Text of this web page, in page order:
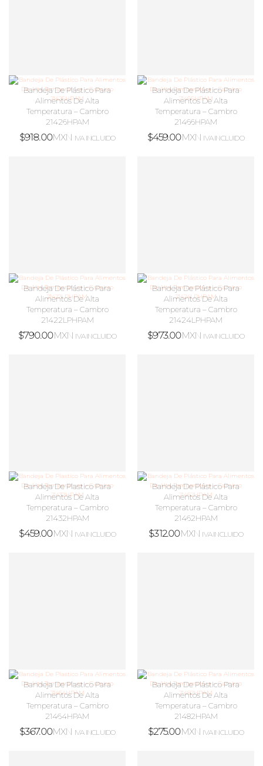
Bandeja De Plástico Para
Alimentos De Alta
Temperatura – Cambro
21426HPAM
$918.00MXN IVA INCLUIDO
Bandeja De Plástico Para
Alimentos De Alta
Temperatura – Cambro
21466HPAM
$459.00MXN IVA INCLUIDO
Bandeja De Plástico Para
Alimentos De Alta
Temperatura – Cambro
21422LPHPAM
$790.00MXN IVA INCLUIDO
Bandeja De Plástico Para
Alimentos De Alta
Temperatura – Cambro
21424LPHPAM
$973.00MXN IVA INCLUIDO
Bandeja De Plastico Para
Alimentos De Alta
Temperatura – Cambro
21432HPAM
$459.00MXN IVA INCLUIDO
Bandeja De Plástico Para
Alimentos De Alta
Temperatura – Cambro
21462HPAM
$312.00MXN IVA INCLUIDO
Bandeja De Plastico Para
Alimentos De Alta
Temperatura – Cambro
21464HPAM
$367.00MXN IVA INCLUIDO
Bandeja De Plástico Para
Alimentos De Alta
Temperatura – Cambro
21482HPAM
$275.00MXN IVA INCLUIDO